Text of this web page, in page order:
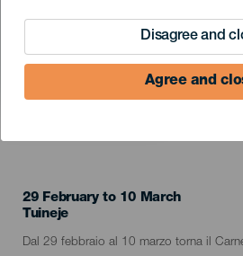
Disagree and
Agree and
29 February to 10 March
Localidad
Tuineje
Descripción
Dal 29 febbraio al 10 marzo torna il